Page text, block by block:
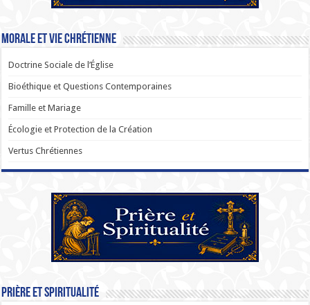
Morale et Vie Chrétienne
Doctrine Sociale de l’Église
Bioéthique et Questions Contemporaines
Famille et Mariage
Écologie et Protection de la Création
Vertus Chrétiennes
Prière et Spiritualité